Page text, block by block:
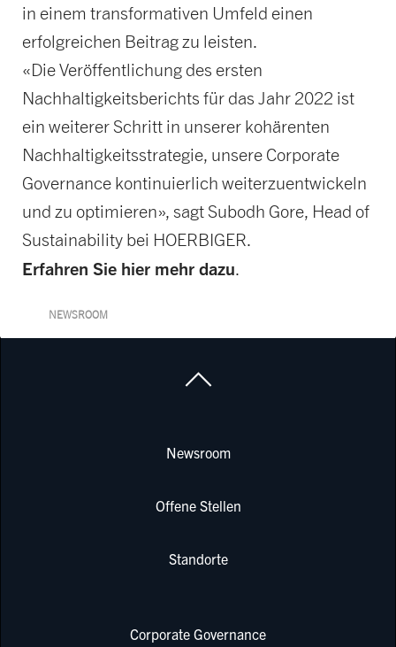
in einem transformativen Umfeld einen
erfolgreichen Beitrag zu leisten.
«Die Veröffentlichung des ersten
Nachhaltigkeitsberichts für das Jahr 2022 ist
ein weiterer Schritt in unserer kohärenten
Nachhaltigkeitsstrategie, unsere Corporate
Governance kontinuierlich weiterzuentwickeln
und zu optimieren», sagt Subodh Gore, Head of
Sustainability bei HOERBIGER.
Erfahren Sie hier mehr dazu.
NEWSROOM
Newsroom
Offene Stellen
Standorte
Corporate Governance